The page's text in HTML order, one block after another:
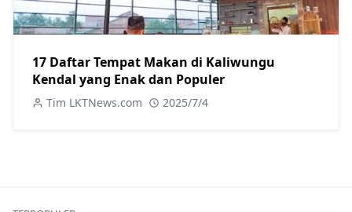
17 Daftar Tempat Makan di Kaliwungu
Kendal yang Enak dan Populer
Tim LKTNews.com 2025/7/4